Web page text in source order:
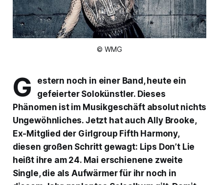
© WMG
G
estern noch in einer Band, heute ein
gefeierter Solokünstler. Dieses
Phänomen ist im Musikgeschäft absolut nichts
Ungewöhnliches. Jetzt hat auch Ally Brooke,
Ex-Mitglied der Girlgroup Fifth Harmony,
diesen großen Schritt gewagt: Lips Don’t Lie
heißt ihre am 24. Mai erschienene zweite
Single, die als Aufwärmer für ihr noch in